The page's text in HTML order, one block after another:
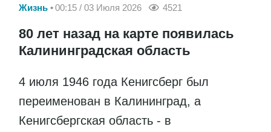
Жизнь 00:15 / 03 Июля 2026 4521
80 лет назад на карте появилась
Калининградская область
4 июля 1946 года Кенигсберг был
переименован в Калининград, а
Кенигсбергская область - в